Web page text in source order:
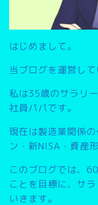
はじめまして。
当ブログを運営して
私は35歳のサラリ
社員パパです。
現在は製造業関係
ン・新NISA・資産
このブログでは、
こと を目標に、サ
いきます。